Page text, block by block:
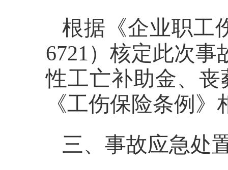
根据《企业职工
6721）核定此次事
性工亡补助金、
《工伤保险条例
三、事故应急处